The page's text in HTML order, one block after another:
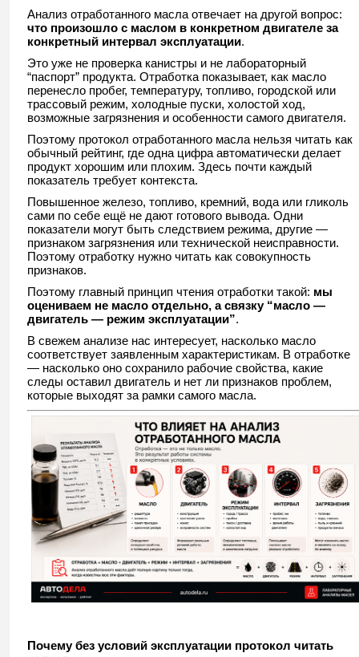
Анализ отработанного масла отвечает на другой вопрос:
что произошло с маслом в конкретном двигателе за
конкретный интервал эксплуатации.
Это уже не проверка канистры и не лабораторный
“паспорт” продукта. Отработка показывает, как масло
перенесло пробег, температуру, топливо, городской или
трассовый режим, холодные пуски, холостой ход,
возможные загрязнения и особенности самого двигателя.
Поэтому протокол отработанного масла нельзя читать как
обычный рейтинг, где одна цифра автоматически делает
продукт хорошим или плохим. Здесь почти каждый
показатель требует контекста.
Повышенное железо, топливо, кремний, вода или гликоль
сами по себе ещё не дают готового вывода. Одни
показатели могут быть следствием режима, другие —
признаком загрязнения или технической неисправности.
Поэтому отработку нужно читать как совокупность
признаков.
Поэтому главный принцип чтения отработки такой: мы
оцениваем не масло отдельно, а связку “масло —
двигатель — режим эксплуатации”.
В свежем анализе нас интересует, насколько масло
соответствует заявленным характеристикам. В отработке
— насколько оно сохранило рабочие свойства, какие
следы оставил двигатель и нет ли признаков проблем,
которые выходят за рамки самого масла.
Почему без условий эксплуатации протокол читать